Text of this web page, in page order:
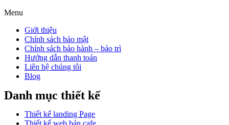
Menu
Giới thiệu
Chính sách bảo mật
Chính sách bảo hành – bảo trì
Hướng dẫn thanh toán
Liên hệ chúng tôi
Blog
Danh mục thiết kế
Thiết kế landing Page
Thiết kế web bán cafe